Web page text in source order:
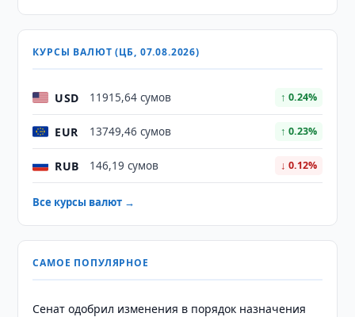
КУРСЫ ВАЛЮТ (ЦБ, 07.08.2026)
USD 11915,64 сумов ↑ 0.24%
EUR 13749,46 сумов ↑ 0.23%
RUB 146,19 сумов ↓ 0.12%
Все курсы валют →
САМОЕ ПОПУЛЯРНОЕ
Сенат одобрил изменения в порядок назначения